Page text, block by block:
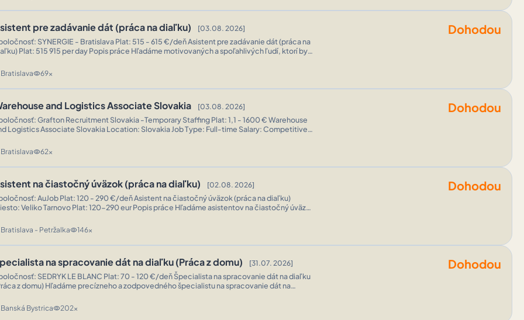
pre zadávanie dát (práca na diaľku) [03.08. 2026] Dohodou
SYNERGIE - Bratislava Plat: 515 - 615 €/deň Asistent pre zadávanie dát (práca na
práce Hľadáme motivovaných a spoľahlivých ľudí, ktorí by
s kompletným zaškolením, takže ...
Bratislavavisibility69x
and Logistics Associate Slovakia [03.08. 2026] Dohodou
Grafton Recruitment Slovakia -Temporary Staffing Plat: 1,1 - 1600 € Warehouse
Associate Slovakia Location: Slovakia Job Type: Full-time Salary: Competitive
and Logistics Associates to join our team in Slovakia. This role...
Bratislavavisibility62x
na čiastočný úväzok (práca na diaľku) [02.08. 2026] Dohodou
AuJob Plat: 120 - 290 €/deň Asistent na čiastočný úväzok (práca na diaľku)
Tarnovo Plat: 120-290 eur Popis práce Hľadáme asistentov na čiastočný úväzok
a zarábať pravidelný prí...
Bratislava - Petržalkavisibility146x
na spracovanie dát na diaľku (Práca z domu) [31.07. 2026] Dohodou
SEDRYK LE BLANC Plat: 70 - 120 €/deň Špecialista na spracovanie dát na diaľku
Hľadáme precízneho a zodpovedného špecialistu na spracovanie dát na
a spravovať údaje, overovať ich správnosť, organizova...
Banská Bystricavisibility202x